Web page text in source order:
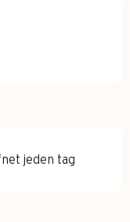
jeden tag